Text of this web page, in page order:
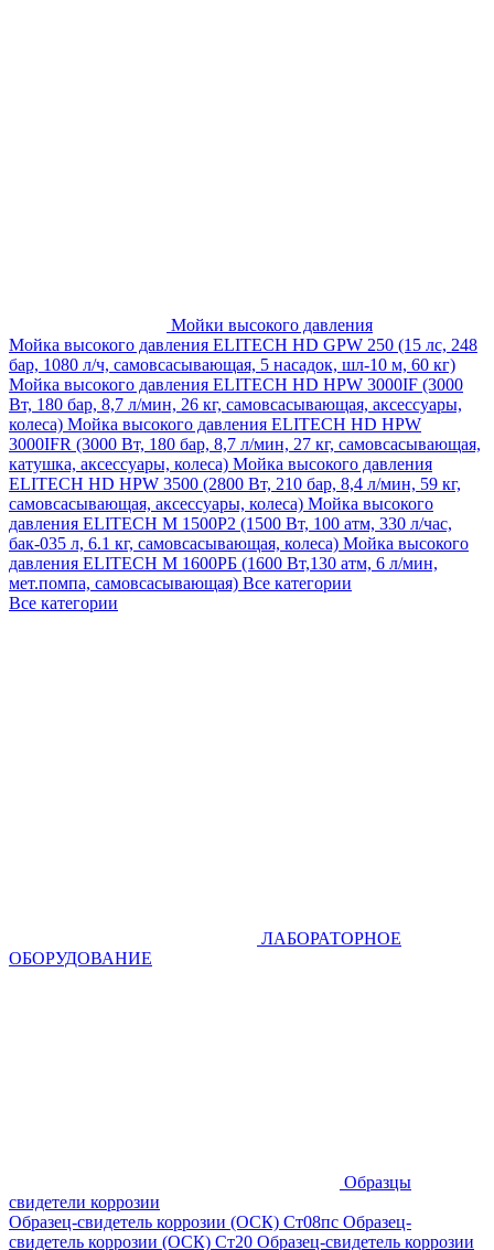
Мойки высокого давления
Мойка высокого давления ELITECH HD GPW 250 (15 лс, 248
бар, 1080 л/ч, самовсасывающая, 5 насадок, шл-10 м, 60 кг)
Мойка высокого давления ELITECH HD HPW 3000IF (3000
Вт, 180 бар, 8,7 л/мин, 26 кг, самовсасывающая, аксессуары,
колеса) Мойка высокого давления ELITECH HD HPW
3000IFR (3000 Вт, 180 бар, 8,7 л/мин, 27 кг, самовсасывающая,
катушка, аксессуары, колеса) Мойка высокого давления
ELITECH HD HPW 3500 (2800 Вт, 210 бар, 8,4 л/мин, 59 кг,
самовсасывающая, аксессуары, колеса) Мойка высокого
давления ELITECH M 1500P2 (1500 Вт, 100 атм, 330 л/час,
бак-035 л, 6.1 кг, самовсасывающая, колеса) Мойка высокого
давления ELITECH М 1600РБ (1600 Вт,130 атм, 6 л/мин,
мет.помпа, самовсасывающая) Все категории
Все категории
ЛАБОРАТОРНОЕ
ОБОРУДОВАНИЕ
Образцы
свидетели коррозии
Образец-свидетель коррозии (ОСК) Ст08пс Образец-
свидетель коррозии (ОСК) Ст20 Образец-свидетель коррозии